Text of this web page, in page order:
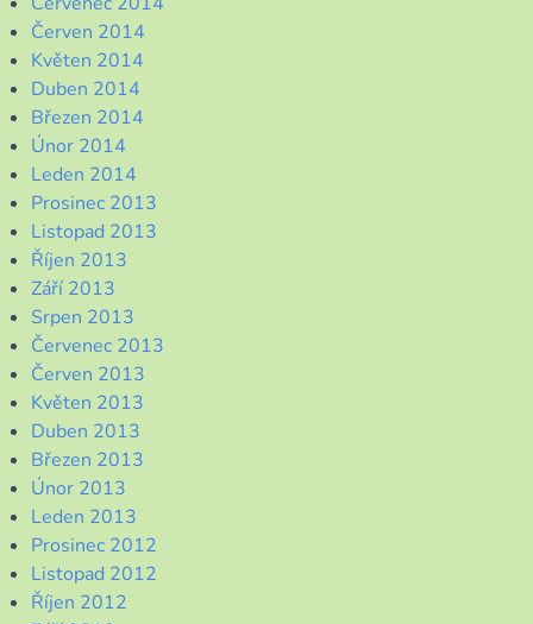
Červen 2014
Květen 2014
Duben 2014
Březen 2014
Únor 2014
Leden 2014
Prosinec 2013
Listopad 2013
Říjen 2013
Září 2013
Srpen 2013
Červenec 2013
Červen 2013
Květen 2013
Duben 2013
Březen 2013
Únor 2013
Leden 2013
Prosinec 2012
Listopad 2012
Říjen 2012